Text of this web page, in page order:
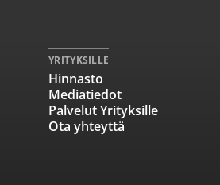
YRITYKSILLE
Hinnasto
Mediatiedot
Palvelut Yrityksille
Ota yhteyttä